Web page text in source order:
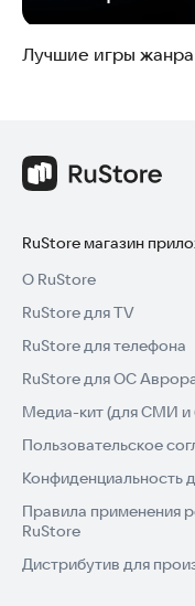
Лучшие игры жанра
RuStore магазин
О RuStore
RuStore для TV
RuStore для телефона
RuStore для ОС
Медиа-кит (для СМИ и
Пользовательское
Конфиденциальность
Правила применения
RuStore
Дистрибутив для